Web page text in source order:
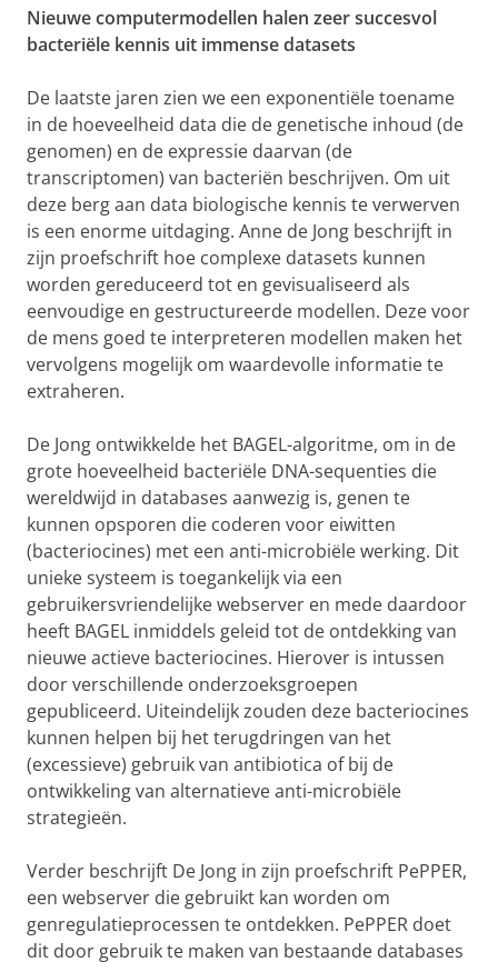
Nieuwe computermodellen halen zeer succesvol
bacteriële kennis uit immense datasets
De laatste jaren zien we een exponentiële toename
in de hoeveelheid data die de genetische inhoud (de
genomen) en de expressie daarvan (de
transcriptomen) van bacteriën beschrijven. Om uit
deze berg aan data biologische kennis te verwerven
is een enorme uitdaging. Anne de Jong beschrijft in
zijn proefschrift hoe complexe datasets kunnen
worden gereduceerd tot en gevisualiseerd als
eenvoudige en gestructureerde modellen. Deze voor
de mens goed te interpreteren modellen maken het
vervolgens mogelijk om waardevolle informatie te
extraheren.
De Jong ontwikkelde het BAGEL-algoritme, om in de
grote hoeveelheid bacteriële DNA-sequenties die
wereldwijd in databases aanwezig is, genen te
kunnen opsporen die coderen voor eiwitten
(bacteriocines) met een anti-microbiële werking. Dit
unieke systeem is toegankelijk via een
gebruikersvriendelijke webserver en mede daardoor
heeft BAGEL inmiddels geleid tot de ontdekking van
nieuwe actieve bacteriocines. Hierover is intussen
door verschillende onderzoeksgroepen
gepubliceerd. Uiteindelijk zouden deze bacteriocines
kunnen helpen bij het terugdringen van het
(excessieve) gebruik van antibiotica of bij de
ontwikkeling van alternatieve anti-microbiële
strategieën.
Verder beschrijft De Jong in zijn proefschrift PePPER,
een webserver die gebruikt kan worden om
genregulatieprocessen te ontdekken. PePPER doet
dit door gebruik te maken van bestaande databases